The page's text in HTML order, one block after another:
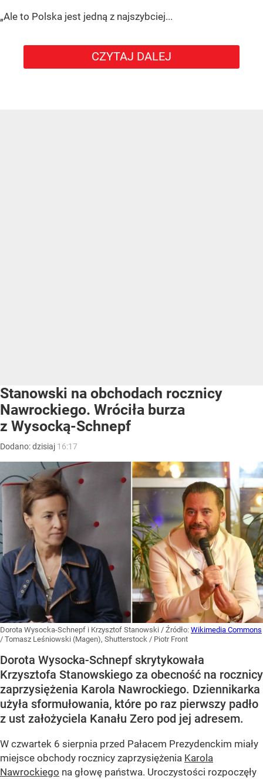
„Ale to Polska jest jedną z najszybciej...
CZYTAJ DALEJ
Stanowski na obchodach rocznicy
Nawrockiego. Wróciła burza
z Wysocką-Schnepf
Dodano:dzisiaj 16:17
Dorota Wysocka-Schnepf i Krzysztof Stanowski / Źródło: Wikimedia Commons
/ Tomasz Leśniowski (Magen), Shutterstock / Piotr Front
Dorota Wysocka-Schnepf skrytykowała
Krzysztofa Stanowskiego za obecność na rocznicy
zaprzysiężenia Karola Nawrockiego. Dziennikarka
użyła sformułowania, które po raz pierwszy padło
z ust założyciela Kanału Zero pod jej adresem.
W czwartek 6 sierpnia przed Pałacem Prezydenckim miały
miejsce obchody rocznicy zaprzysiężenia Karola
Nawrockiego na głowę państwa. Uroczystości rozpoczęły